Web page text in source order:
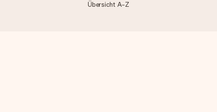
Übersicht A-Z